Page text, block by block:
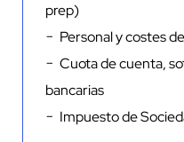
prep)
− Personal y costes
− Cuota de cuenta,
bancarias
− Impuesto de